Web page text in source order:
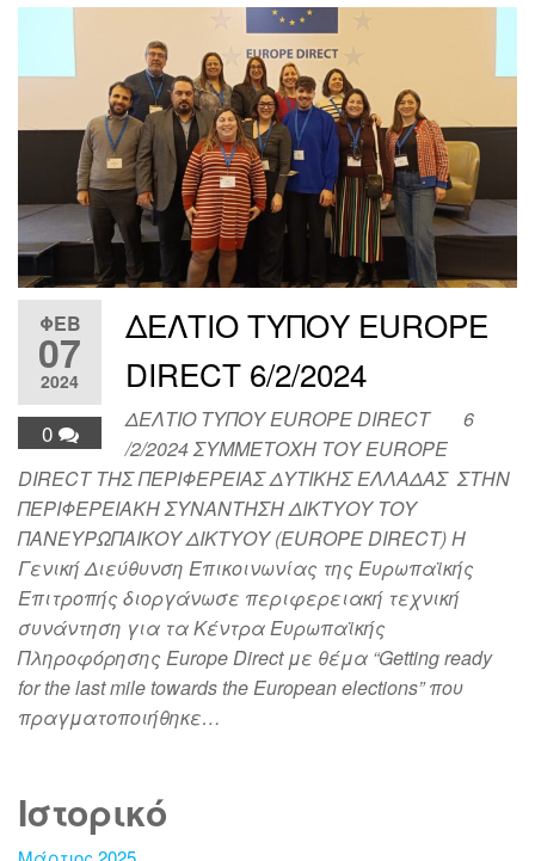
ΦΕΒ
07
2024
0
ΔΕΛΤΙΟ ΤΥΠΟΥ EUROPE
DIRECT 6/2/2024
ΔΕΛΤΙΟ ΤΥΠΟΥ EUROPE DIRECT 6
/2/2024 ΣΥΜΜΕΤΟΧΗ ΤΟΥ EUROPE
DIRECT ΤΗΣ ΠΕΡΙΦΕΡΕΙΑΣ ΔΥΤΙΚΗΣ ΕΛΛΑΔΑΣ ΣΤΗΝ
ΠΕΡΙΦΕΡΕΙΑΚΗ ΣΥΝΑΝΤΗΣΗ ΔΙΚΤΥΟΥ ΤΟΥ
ΠΑΝΕΥΡΩΠΑΙΚΟΥ ΔΙΚΤΥΟΥ (EUROPE DIRECT) Η
Γενική Διεύθυνση Επικοινωνίας της Ευρωπαϊκής
Επιτροπής διοργάνωσε περιφερειακή τεχνική
συνάντηση για τα Κέντρα Ευρωπαϊκής
Πληροφόρησης Europe Direct με θέμα “Getting ready
for the last mile towards the European elections” που
πραγματοποιήθηκε…
Ιστορικό